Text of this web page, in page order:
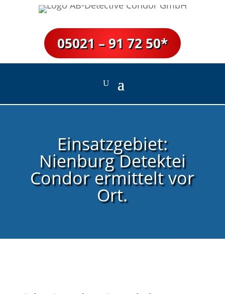
05021 – 91 72 50*
Einsatz­gebiet:
Nienburg Detektei
Condor ermittelt vor
Ort.